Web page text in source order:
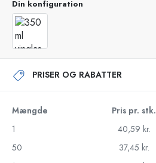
Din konfiguration
PRISER OG RABATTER
Mængde Pris pr. stk.
1
40,59 kr.
50
37,45 kr.